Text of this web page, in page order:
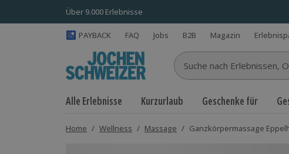
Über 9.000 Erlebnisse
PAYBACK FAQ Jobs B2B Magazin
Suche nach Erlebnissen...
Alle Erlebnisse Kurzurlaub Geschenke für
Home / Wellness / Massage / Ganzkörpermassage